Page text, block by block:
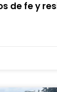
de fe y